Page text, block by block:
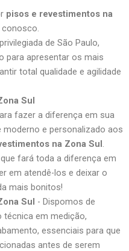
pisos e revestimentos na
de São Paulo,
para apresentar os mais
total qualidade e agilidade
Sul
fazer a diferença em sua
e personalizado aos
na Zona Sul.
fará toda a diferença em
em atendê-los e deixar o
mais bonitos!
Sul - Dispomos de
em medição,
essenciais para que
antes de serem